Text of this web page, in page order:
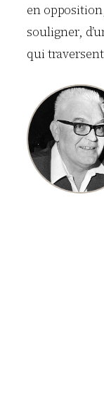
en
souligner,
qui